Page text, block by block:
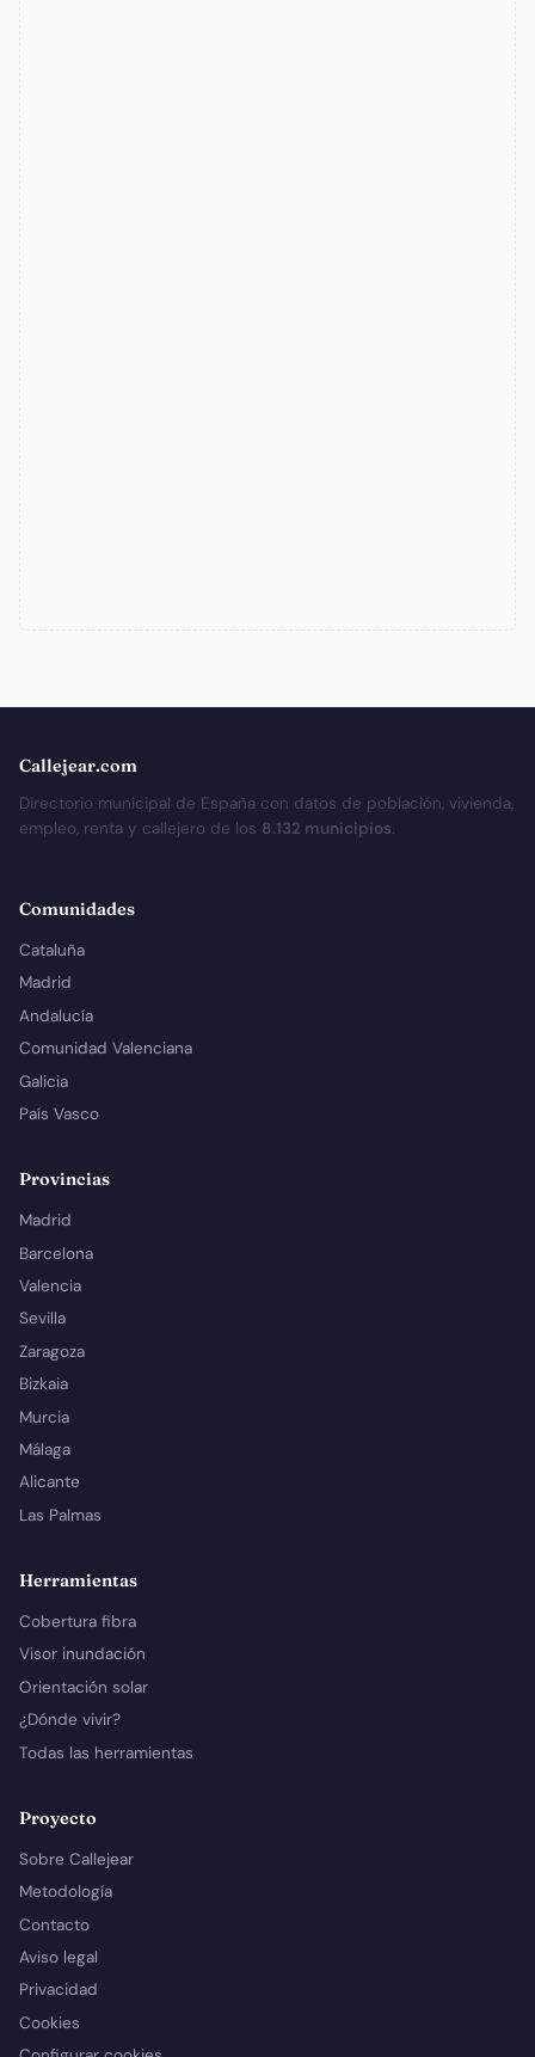
Callejear.com
Directorio municipal de España con datos de población, vivienda,
empleo, renta y callejero de los 8.132 municipios.
Comunidades
Cataluña
Madrid
Andalucía
Comunidad Valenciana
Galicia
País Vasco
Provincias
Madrid
Barcelona
Valencia
Sevilla
Zaragoza
Bizkaia
Murcia
Málaga
Alicante
Las Palmas
Herramientas
Cobertura fibra
Visor inundación
Orientación solar
¿Dónde vivir?
Todas las herramientas
Proyecto
Sobre Callejear
Metodología
Contacto
Aviso legal
Privacidad
Cookies